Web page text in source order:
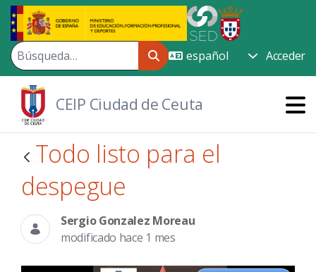
Saltar al contenido principal
Acceder
CEIP Ciudad de Ceuta
Todo listo para el
despegue
Sergio Gonzalez Moreau
modificado hace 1 mes